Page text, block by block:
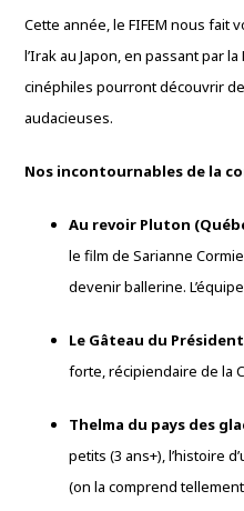
Cette année, le FIFEM nous fait
l’Irak au Japon, en passant par
cinéphiles pourront découvrir
audacieuses.
Nos incontournables de la
Au revoir Pluton
le film de Sarianne
devenir ballerine.
Le Gâteau du
forte, récipiendaire de la
Thelma du pays des
petits (3 ans+), l’histoire
(on la comprend tellement